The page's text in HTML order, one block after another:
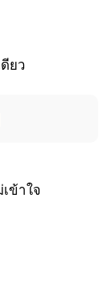
ยว
เข้าใจ